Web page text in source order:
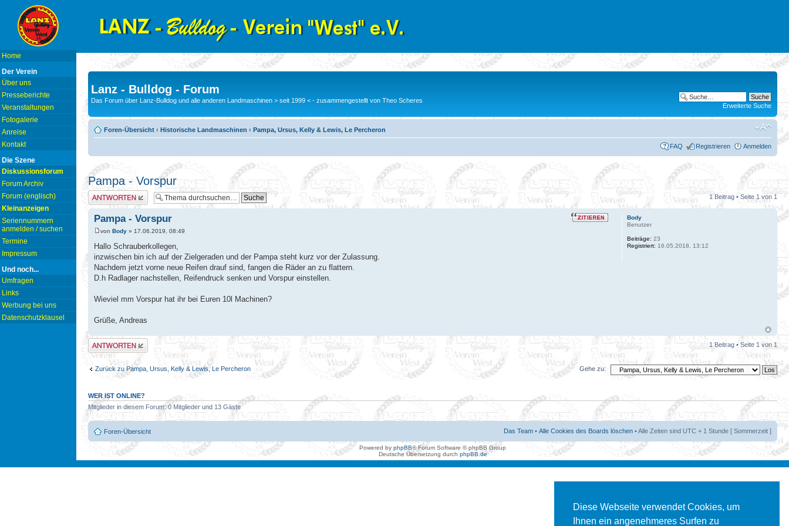
Diese Webseite verwendet Cookies, um
Ihnen ein angenehmeres Surfen zu
Home
Der Verein
Über uns
Presseberichte
Veranstaltungen
Fotogalerie
Anreise
Kontakt
Die Szene
Diskussionsforum
Forum Archiv
Forum (englisch)
Kleinanzeigen
Seriennummern
anmelden / suchen
Termine
Impressum
Und noch...
Umfragen
Links
Werbung bei uns
Datenschutzklausel
Lanz - Bulldog - Forum
Das Forum über Lanz-Bulldog und alle anderen Landmaschinen > seit 1999 < - zusammengestellt von Theo Scheres
Erweiterte Suche
Foren-Übersicht ‹ Historische Landmaschinen ‹ Pampa, Ursus, Kelly & Lewis, Le Percheron
FAQ Registrieren Anmelden
Pampa - Vorspur
Antwort erstellen 1 Beitrag • Seite 1 von 1
Pampa - Vorspur
von Body » 17.06.2019, 08:49
Hallo Schrauberkollegen,
inzwischen bin ich auf der Zielgeraden und der Pampa steht kurz vor der Zulassung.
Nachdem jetzt vorne neue Reifen drauf sind, fangen die Räder an zu flattern.
D.h Radlager nachstellen, Reifendruck senken und Vorspur einstellen.
Wieviel mm Vorspur hat ihr bei Euren 10l Machinen?
Grüße, Andreas
Body
Benutzer
Beiträge: 23
Registriert: 16.05.2018, 13:12
Antwort erstellen 1 Beitrag • Seite1von 1
Zurück zu Pampa, Ursus, Kelly & Lewis, Le Percheron Gehe zu:
WER IST ONLINE?
Mitglieder in diesem Forum: 0 Mitglieder und 13 Gäste
Foren-Übersicht Das Team • Alle Cookies des Boards löschen • Alle Zeiten sind UTC + 1 Stunde [ Sommerzeit ]
Powered by phpBB® Forum Software © phpBB Group
Deutsche Übersetzung durch phpBB.de